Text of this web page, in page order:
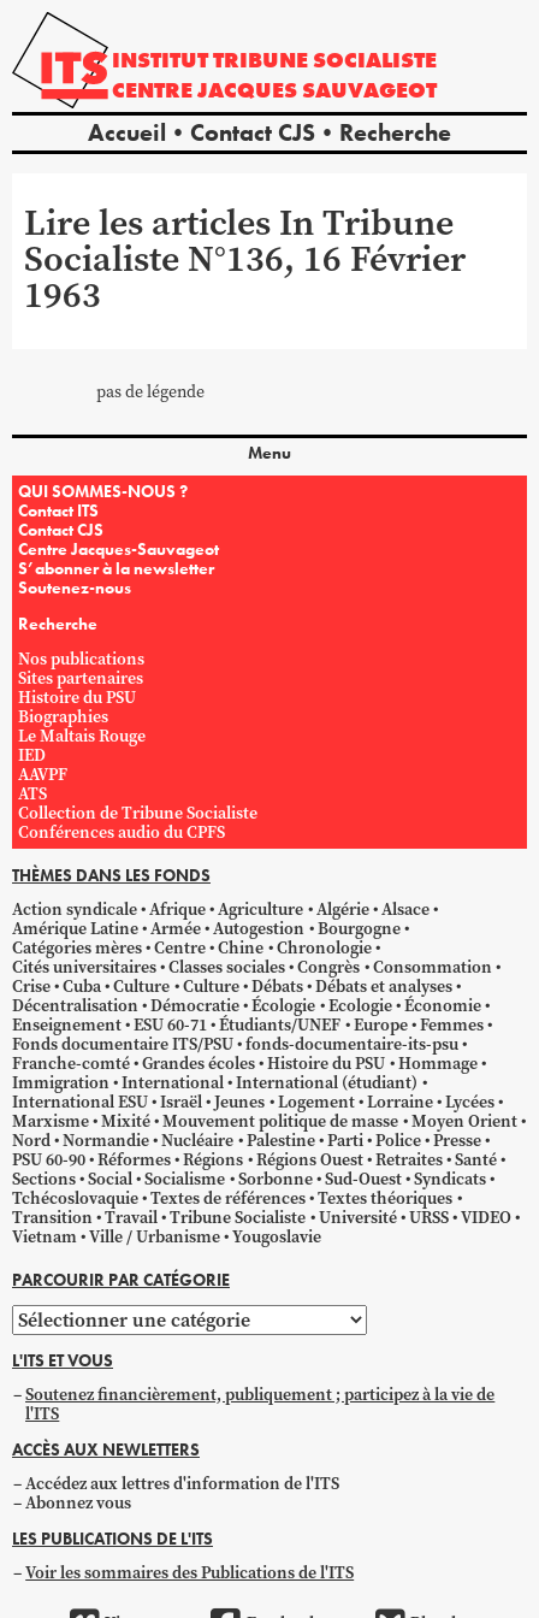
INSTITUTTRIBUNE SOCIALISTE
CENTREJACQUES SAUVAGEOT
Accueil Contact CJS Recherche
Lire les articles In Tribune
Socialiste N°136, 16 Février
1963
pas de légende
Menu
QUI SOMMES-NOUS ?
Contact ITS
Contact CJS
Centre Jacques-Sauvageot
S’abonner à la newsletter
Soutenez-nous
Recherche
Nos publications
Sites partenaires
Histoire du PSU
Biographies
Le Maltais Rouge
IED
AAVPF
ATS
Collection de Tribune Socialiste
Conférences audio du CPFS
THÈMES DANS LES FONDS
Action syndicale Afrique Agriculture Algérie Alsace
Amérique Latine Armée Autogestion
Bourgogne
Catégories mères Centre Chine Chronologie
Cités universitaires Classes sociales Congrès Consommation
Crise Cuba Culture Culture Débats Débats et analyses
Décentralisation Démocratie Écologie Ecologie Économie
Enseignement ESU 60-71 Étudiants/UNEF Europe Femmes
Fonds documentaire ITS/PSU fonds-documentaire-its-psu
Franche-comté Grandes écoles Histoire du PSU Hommage
Immigration International International (étudiant)
International ESU Israël Jeunes Logement Lorraine Lycées
Marxisme Mixité Mouvement politique de masse Moyen Orient
Nord Normandie Nucléaire Palestine Parti Police Presse
PSU 60-90 Réformes Régions Régions Ouest Retraites Santé
Sections Social Socialisme Sorbonne Sud-Ouest Syndicats
Tchécoslovaquie Textes de références Textes théoriques
Transition Travail Tribune Socialiste Université URSS VIDEO
Vietnam Ville / Urbanisme Yougoslavie
PARCOURIR PAR CATÉGORIE
Parcourir
par
catégorie
L'ITS ET VOUS
Soutenez financièrement, publiquement ; participez à la vie de
l'ITS
ACCÈS AUX NEWLETTERS
Accédez aux lettres d'information de l'ITS
Abonnez vous
LES PUBLICATIONS DE L'ITS
Voir les sommaires des Publications de l'ITS